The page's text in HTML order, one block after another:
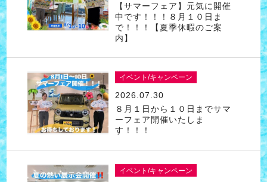
【サマーフェア】元気に開催
中です！！！８月１０日ま
で！！！【夏季休暇のご案
内】
イベント/キャンペーン
2026.07.30
８月１日から１０日までサマ
ーフェア開催いたしま
す！！！
イベント/キャンペーン